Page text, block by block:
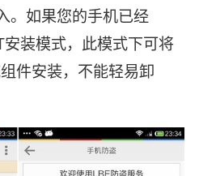
。如果您的手机已经
装模式，此模式下可将
件安装，不能轻易卸